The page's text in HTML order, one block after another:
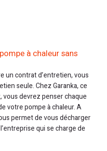
à chaleur sans
un contrat d’entretien, vous
seule. Chez Garanka, ce
vous devrez penser chaque
votre pompe à chaleur. A
permet de vous décharger
qui se charge de